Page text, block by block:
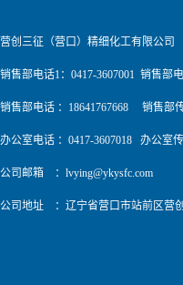
营创三征（营口）精细化工有限公司
销售部电话1：0417-3607001 销售部
销售部电话 ：18641767668 销售部
办公室电话 ：0417-3607018 办公室传
公司邮箱 ： lvying@ykysfc.com
公司地址 ：辽宁省营口